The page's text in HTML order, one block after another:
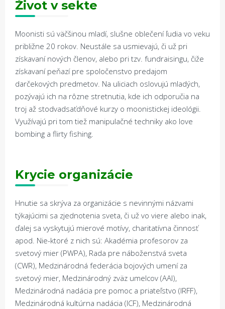
Život v sekte
Moonisti sú väčšinou mladí, slušne oblečení ľudia vo veku
približne 20 rokov. Neustále sa usmievajú, či už pri
získavaní nových členov, alebo pri tzv. fundraisingu, čiže
získavaní peňazí pre spoločenstvo predajom
darčekových predmetov. Na uliciach oslovujú mladých,
pozývajú ich na rôzne stretnutia, kde ich odporučia na
troj až stodvadsaťdňové kurzy o moonistickej ideológii.
Využívajú pri tom tiež manipulačné techniky ako love
bombing a flirty fishing.
Krycie organizácie
Hnutie sa skrýva za organizácie s nevinnými názvami
týkajúcimi sa zjednotenia sveta, či už vo viere alebo inak,
ďalej sa vyskytujú mierové motívy, charitatívna činnosť
apod. Nie-ktoré z nich sú: Akadémia profesorov za
svetový mier (PWPA), Rada pre náboženstvá sveta
(CWR), Medzinárodná federácia bojových umení za
svetový mier, Medzinárodný zväz umelcov (AAI),
Medzinárodná nadácia pre pomoc a priateľstvo (IRFF),
Medzinárodná kultúrna nadácia (ICF), Medzinárodná